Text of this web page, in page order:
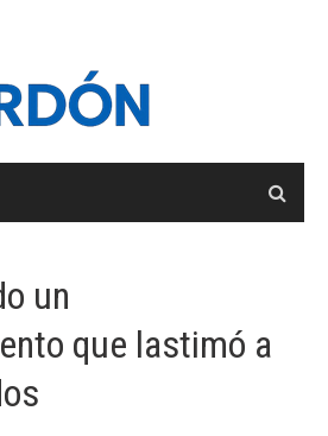
un
que lastimó a